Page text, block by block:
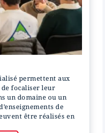
permettent aux
focaliser leur
un domaine ou un
de
être réalisés en